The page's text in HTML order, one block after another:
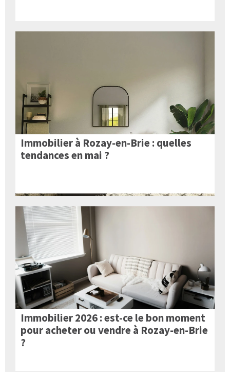
Immobilier à Rozay-en-Brie : quelles
tendances en mai ?
Immobilier 2026 : est-ce le bon moment
pour acheter ou vendre à Rozay-en-Brie
?